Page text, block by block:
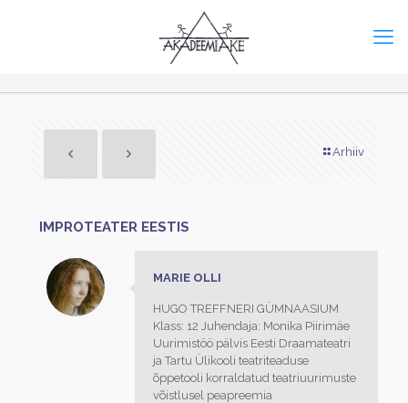
Arhiiv
IMPROTEATER EESTIS
MARIE OLLI
HUGO TREFFNERI GÜMNAASIUM
Klass: 12 Juhendaja: Monika Piirimäe
Uurimistöö pälvis Eesti Draamateatri
ja Tartu Ülikooli teatriteaduse
õppetooli korraldatud teatriuurimuste
võistlusel peapreemia